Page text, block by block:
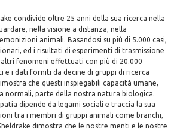
condivide oltre 25 anni della sua ricerca nella
nella visione a distanza, nella
animali. Basandosi su più di 5.000 casi,
ed i risultati di esperimenti di trasmissione
fenomeni effettuati con più di 20.000
e i dati forniti da decine di gruppi di ricerca
che questi inspiegabili capacità umane,
normali, parte della nostra natura biologica.
dipende da legami sociali e traccia la sua
tra i membri di gruppi animali come branchi,
dimostra che le nostre menti e le nostre